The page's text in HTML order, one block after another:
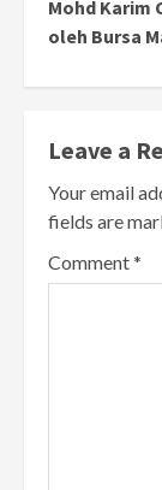
Mohd Karim
oleh Bursa
Leave a
Your email
fields are
Comment*